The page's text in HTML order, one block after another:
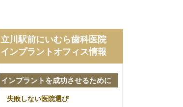
立川駅前にいむら歯科医院
インプラントオフィス情報
インプラントを成功させるために
失敗しない医院選び